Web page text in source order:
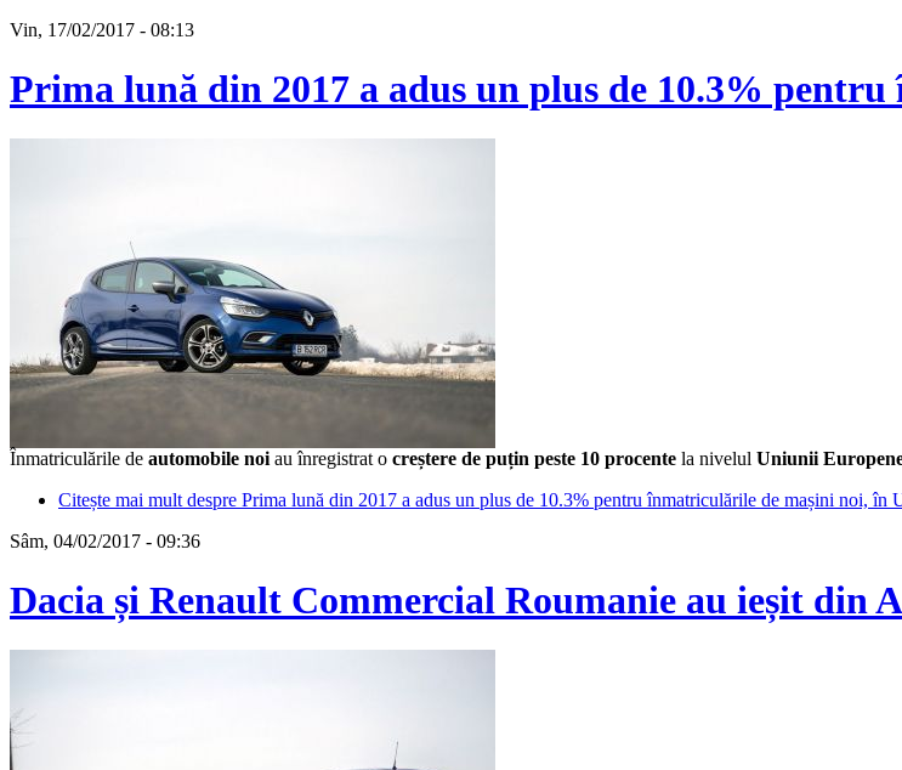
Vin, 17/02/2017 - 08:13
Prima lună din 2017 a adus un plus de 10.3%
Înmatriculările de automobile noi au înregistrat o creștere de puțin peste 10 procente la nivelul Uniunii
Citește mai mult despre Prima lună din 2017 a adus un plus de 10.3% pentru înmatriculările de mașini noi, în
Sâm, 04/02/2017 - 09:36
Dacia și Renault Commercial Roumanie au ieșit din